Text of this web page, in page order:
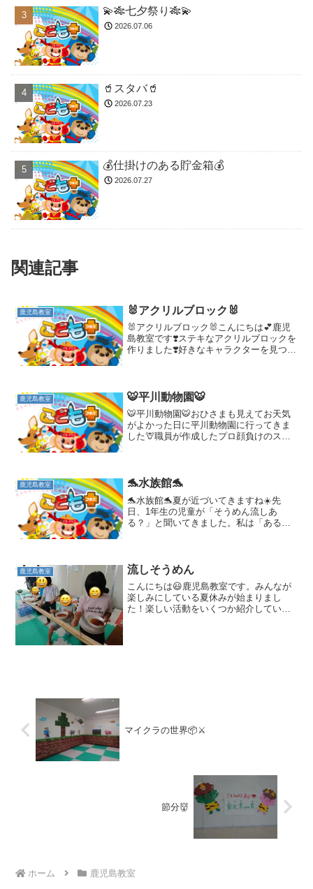
💫🎋七夕祭り🎋💫
2026.07.06
🥤スタバ🥤
2026.07.23
💰仕掛けのある貯金箱💰
2026.07.27
関連記事
鹿児島教室 🐰アクリルブロック🐰
🐰アクリルブロック🐰こんにちは💕鹿児
島教室です❣️ステキなアクリルブロックを
作りました❣️好きなキャラクターを見つけ
ぁ〜😭紙をやぶか...
鹿児島教室 🐯平川動物園🐯
🐯平川動物園🐯おひさまも見えてお天気
がよかった日に平川動物園に行ってきま
した🦒職員が作成したプロ顔負けのスタ
免除券をご褒美とし...
鹿児島教室 🐬水族館🐬
🐬水族館🐬夏が近づいてきますね☀️先
日、1年生の児童が「そうめん流しあ
る？」と聞いてきました。私は「ある
が前向きな解釈をせず若干シ...
鹿児島教室 流しそうめん
こんにちは😃鹿児島教室です。みんなが
楽しみにしている夏休みが始まりまし
た！楽しい活動をいくつか紹介していき
マイクラの世界📦⚔️
節分👹
ホーム 鹿児島教室